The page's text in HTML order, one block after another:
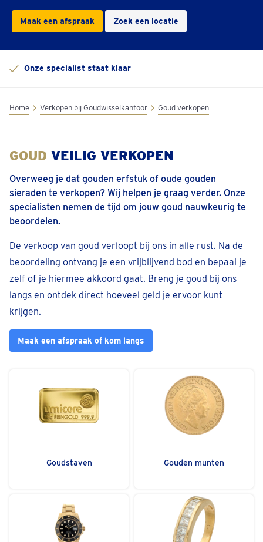
Maak een afspraak Zoek een locatie
Onze specialist staat klaar
Home Verkopen bij Goudwisselkantoor Goud verkopen
GOUD VEILIG VERKOPEN
Overweeg je dat gouden erfstuk of oude gouden
sieraden te verkopen? Wij helpen je graag verder. Onze
specialisten nemen de tijd om jouw goud nauwkeurig te
beoordelen.
De verkoop van goud verloopt bij ons in alle rust. Na de
beoordeling ontvang je een vrijblijvend bod en bepaal je
zelf of je hiermee akkoord gaat. Breng je goud bij ons
langs en ontdek direct hoeveel geld je ervoor kunt
krijgen.
Maak een afspraak of kom langs
Goudstaven Gouden munten